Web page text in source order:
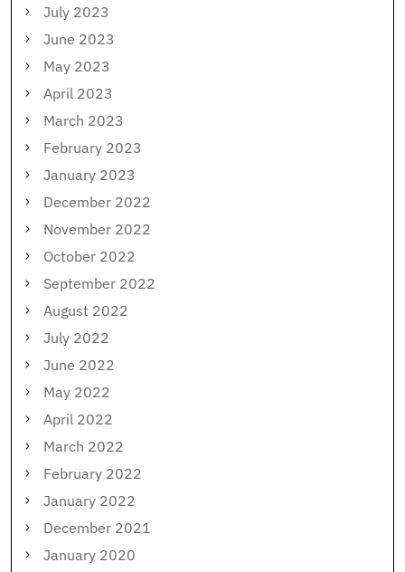
July 2023
June 2023
May 2023
April 2023
March 2023
February 2023
January 2023
December 2022
November 2022
October 2022
September 2022
August 2022
July 2022
June 2022
May 2022
April 2022
March 2022
February 2022
January 2022
December 2021
January 2020